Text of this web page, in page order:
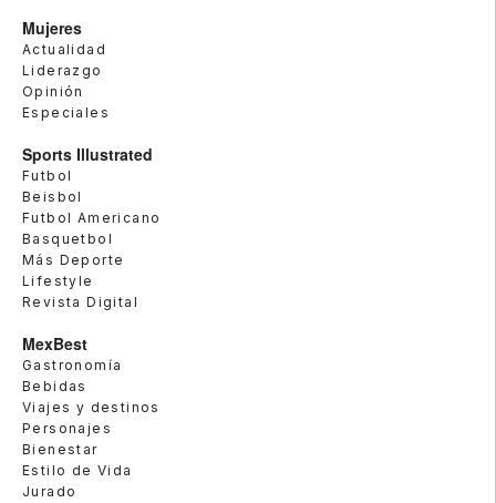
Mujeres
Actualidad
Liderazgo
Opinión
Especiales
Sports Illustrated
Futbol
Beisbol
Futbol Americano
Basquetbol
Más Deporte
Lifestyle
Revista Digital
MexBest
Gastronomía
Bebidas
Viajes y destinos
Personajes
Bienestar
Estilo de Vida
Jurado